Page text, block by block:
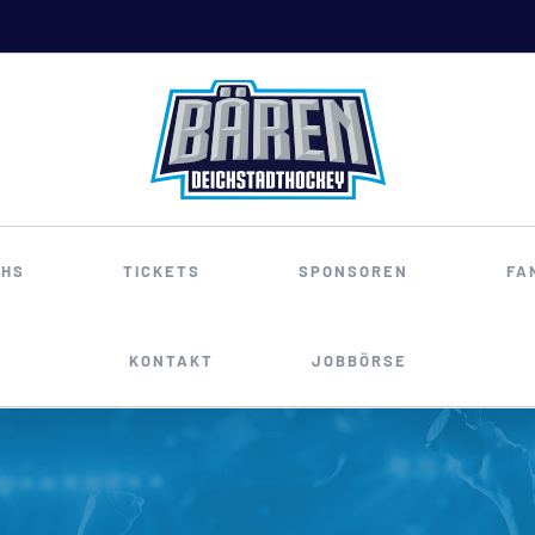
TICKETS SPONSOREN
KONTAKT JOBBÖRSE